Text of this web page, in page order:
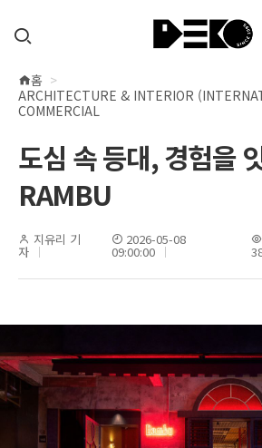
현
재
치
홈
ARCHITECTURE & INTERIOR
COMMERCIAL
도심 속 등대, 경험을
RAMBU
지유리 기
자
2026-05-08
09:00:00